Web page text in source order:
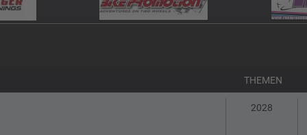
THEMEN
2028